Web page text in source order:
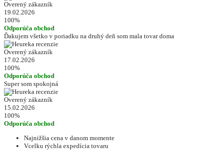
Overený zákazník
19.02.2026
100%
Odporúča obchod
Ďakujem všetko v poriadku na druhý deň som mala tovar doma
Overený zákazník
17.02.2026
100%
Odporúča obchod
Super som spokojná
Overený zákazník
15.02.2026
100%
Odporúča obchod
Najnižšia cena v danom momente
Vcelku rýchla expedícia tovaru